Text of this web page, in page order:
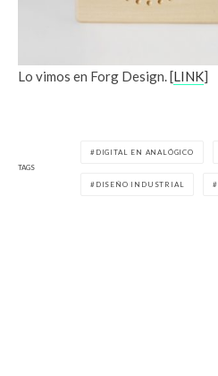
Lo vimos en Forg Design. [LINK]
TAGS
DIGITAL EN ANALÓGICO
DISEÑO INDUSTRIAL